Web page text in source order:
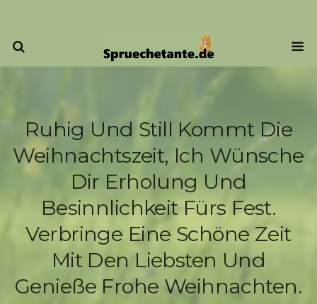
Ruhig Und Still Kommt Die
Weihnachtszeit, Ich Wünsche
Dir Erholung Und
Besinnlichkeit Fürs Fest.
Verbringe Eine Schöne Zeit
Mit Den Liebsten Und
Genieße Frohe Weihnachten.